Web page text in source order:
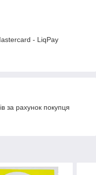
- LiqPay
за рахунок покупця